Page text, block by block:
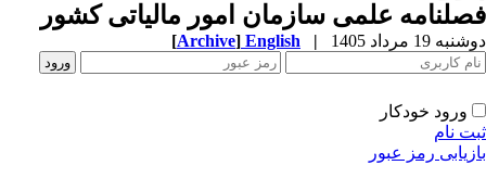
علمی سازمان امور مالیاتی کشور
19 مرداد 1405 |
English
[Archive]
ورود خودکار
نام
رمز عبور